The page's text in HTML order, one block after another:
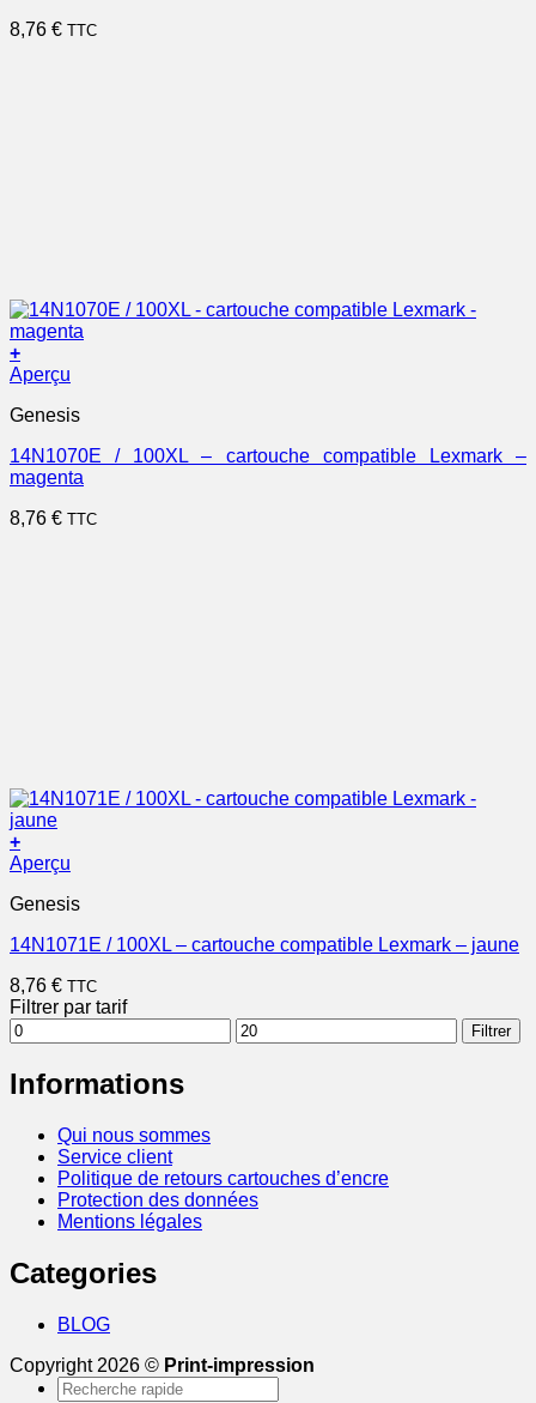
8,76 € TTC
+
Aperçu
Genesis
14N1070E / 100XL – cartouche compatible Lexmark –
magenta
8,76 € TTC
+
Aperçu
Genesis
14N1071E / 100XL – cartouche compatible Lexmark – jaune
8,76 € TTC
Filtrer par tarif
Prix
min
Prix
max
Filtrer
Informations
Qui nous sommes
Service client
Politique de retours cartouches d’encre
Protection des données
Mentions légales
Categories
BLOG
Copyright 2026 © Print-impression
Recherche